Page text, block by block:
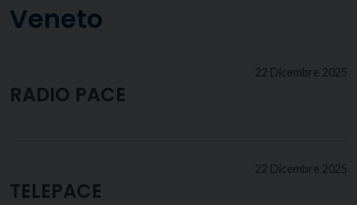
Veneto
22 Dicembre 2025
RADIO PACE
22 Dicembre 2025
TELEPACE